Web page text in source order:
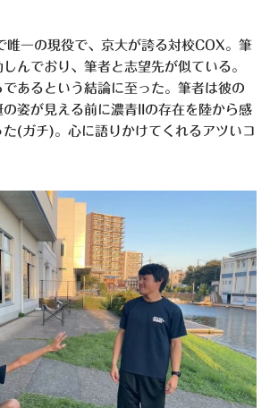
唯一の現役で、京大が誇る対校COX。筆
んでおり、筆者と志望先が似ている。
あるという結論に至った。筆者は彼の
姿が見える前に濃青IIの存在を陸から感
(ガチ)。心に語りかけてくれるアツいコ